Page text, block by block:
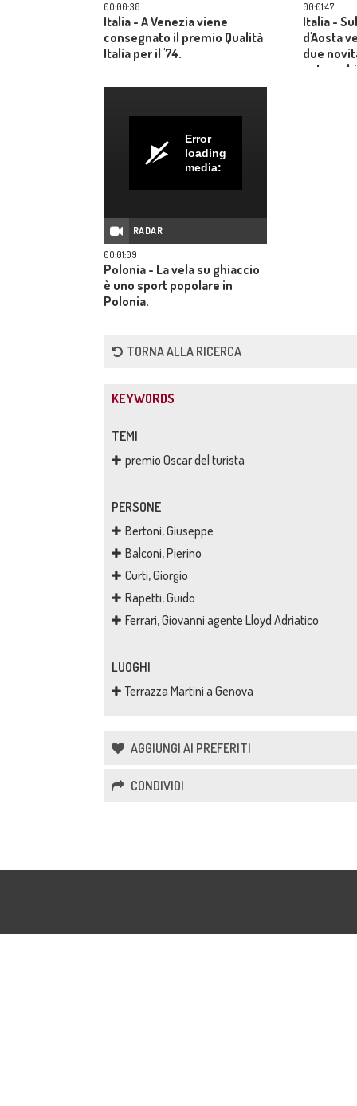
00:00:38
Italia - A Venezia viene
consegnato il premio Qualità
Italia per il '74.
00:01:47
Italia -
d'Aosta
due
Error
loading
media:
RADAR
00:01:09
Polonia - La vela su ghiaccio
è uno sport popolare in
Polonia.
TORNA ALLA RICERCA
KEYWORDS
TEMI
premio Oscar del turista
PERSONE
Bertoni, Giuseppe
Balconi, Pierino
Curti, Giorgio
Rapetti, Guido
Ferrari, Giovanni agente Lloyd Adriatico
LUOGHI
Terrazza Martini a Genova
AGGIUNGI AI PREFERITI
CONDIVIDI